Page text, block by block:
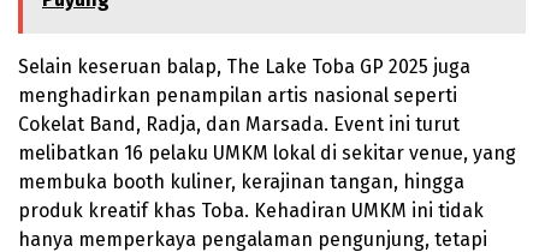
Selain keseruan balap, The Lake Toba GP 2025 juga
menghadirkan penampilan artis nasional seperti
Cokelat Band, Radja, dan Marsada. Event ini turut
melibatkan 16 pelaku UMKM lokal di sekitar venue, yang
membuka booth kuliner, kerajinan tangan, hingga
produk kreatif khas Toba. Kehadiran UMKM ini tidak
hanya memperkaya pengalaman pengunjung, tetapi